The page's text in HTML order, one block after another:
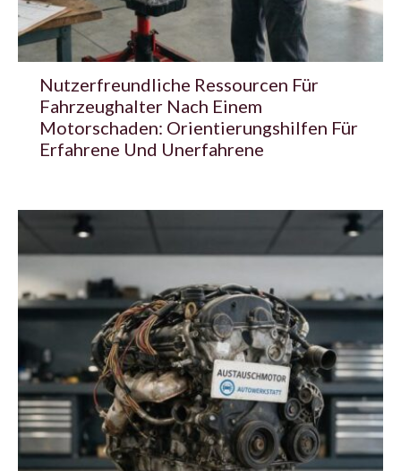
Nutzerfreundliche Ressourcen Für
Fahrzeughalter Nach Einem
Motorschaden: Orientierungshilfen Für
Erfahrene Und Unerfahrene